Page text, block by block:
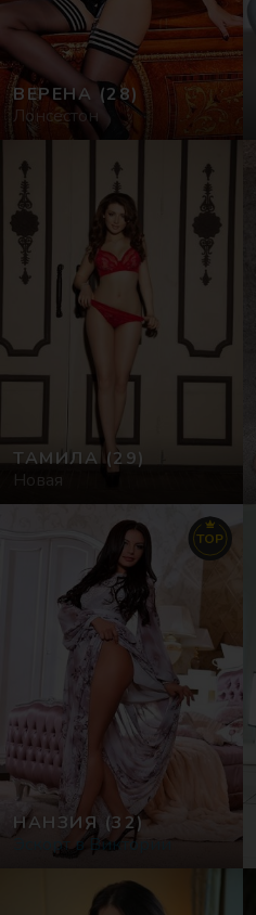
ВЕРЕНА (28)
Лонсестон
ТАМИЛА (29)
Новая
НАНЗИЯ (32)
Эскорт в Виктории
TOP